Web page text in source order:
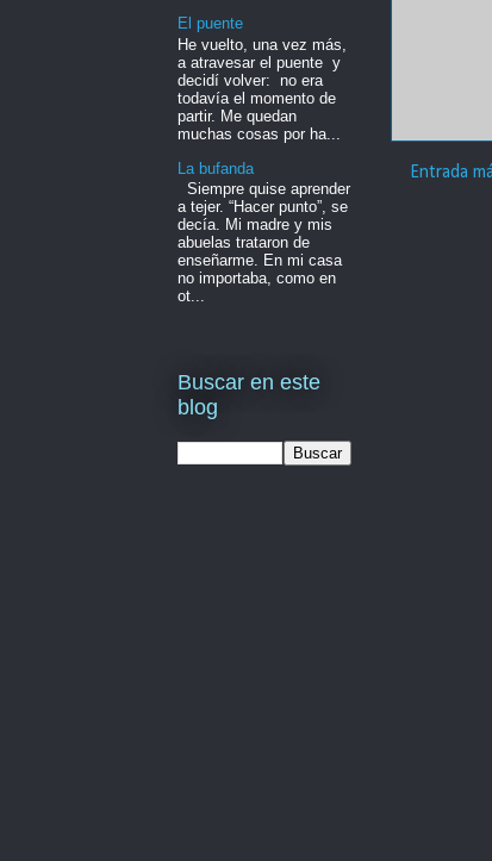
Entrada
El puente
He vuelto, una vez más,
a atravesar el puente y
decidí volver: no era
todavía el momento de
partir. Me quedan
muchas cosas por ha...
La bufanda
Siempre quise aprender
a tejer. “Hacer punto”, se
decía. Mi madre y mis
abuelas trataron de
enseñarme. En mi casa
no importaba, como en
ot...
Buscar en este
blog